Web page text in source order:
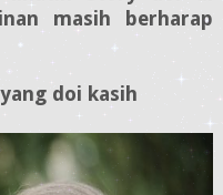
masih berharap
doi kasih